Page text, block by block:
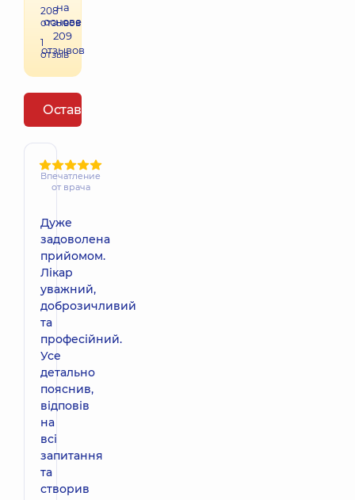
208
отзывов
1
отзыв
на
основе
209
отзывов
Оставить отзыв
Впечатление
от врача
Дуже
задоволена
прийомом.
Лікар
уважний,
доброзичливий
та
професійний.
Усе
детально
пояснив,
відповів
на
всі
запитання
та
створив